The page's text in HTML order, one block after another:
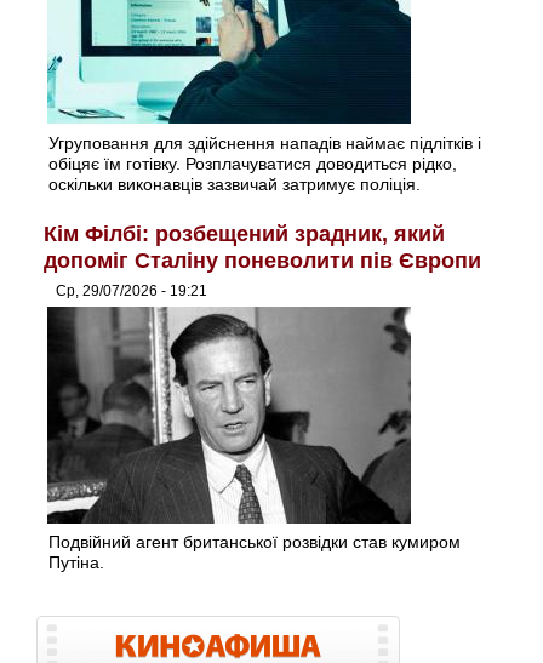
Угруповання для здійснення нападів наймає підлітків і
обіцяє їм готівку. Розплачуватися доводиться рідко,
оскільки виконавців зазвичай затримує поліція.
Кім Філбі: розбещений зрадник, який
допоміг Сталіну поневолити пів Європи
Ср, 29/07/2026 - 19:21
Подвійний агент британської розвідки став кумиром
Путіна.